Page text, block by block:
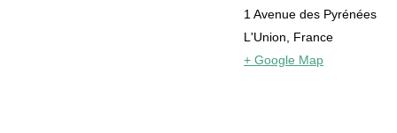
1 Avenue des Pyrénées
L'Union
France
+ Google Map